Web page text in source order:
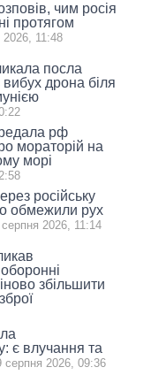
чим росія
протягом
2026, 11:48
посла
вибух дрона біля
рф
мораторій на
морі
російську
обмежили рух
2026, 11:14
збільшити
є влучання та
серпня 2026, 09:36